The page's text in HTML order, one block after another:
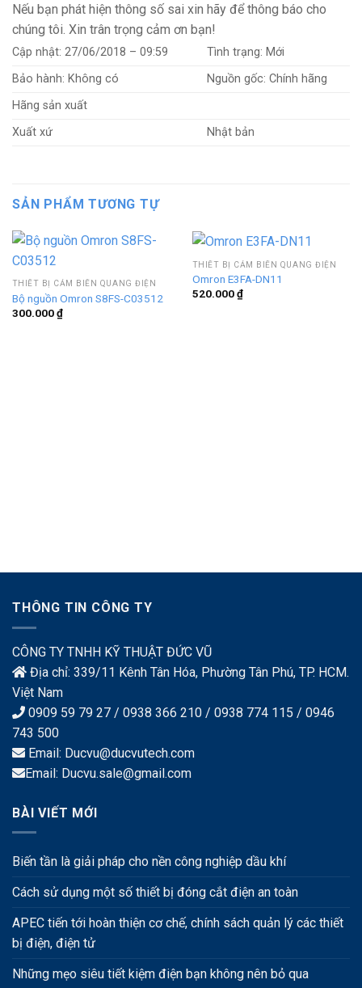
Nếu bạn phát hiện thông số sai xin hãy để thông báo cho
chúng tôi. Xin trân trọng cảm ơn bạn!
Cập nhật: 27/06/2018 – 09:59 Tình trạng: Mới
Bảo hành: Không có Nguồn gốc: Chính hãng
Hãng sản xuất
Xuất xứ
Nhật bản
SẢN PHẨM TƯƠNG TỰ
THIẾT BỊ CẢM BIẾN QUANG ĐIỆN
Bộ nguồn Omron S8FS-C03512
300.000₫
THIẾT BỊ CẢM BIẾN QUANG ĐIỆN
Omron E3FA-DN11
520.000₫
THÔNG TIN CÔNG TY
CÔNG TY TNHH KỸ THUẬT ĐỨC VŨ
Địa chỉ: 339/11 Kênh Tân Hóa, Phường Tân Phú, TP. HCM.
Việt Nam
0909 59 79 27 / 0938 366 210 / 0938 774 115 / 0946
743 500
Email: Ducvu@ducvutech.com
Email: Ducvu.sale@gmail.com
BÀI VIẾT MỚI
Biến tần là giải pháp cho nền công nghiệp dầu khí
Cách sử dụng một số thiết bị đóng cắt điện an toàn
APEC tiến tới hoàn thiện cơ chế, chính sách quản lý các thiết
bị điện, điện tử
Những mẹo siêu tiết kiệm điện bạn không nên bỏ qua